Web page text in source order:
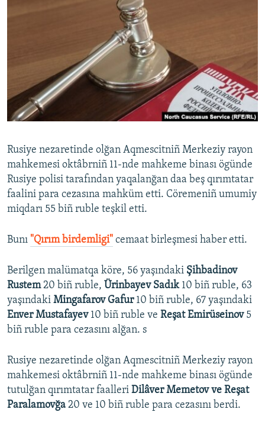
Русский
Українською
RFE/RS bütün saytları
Rusiye nezaretinde olğan Aqmescitniñ Merkeziy rayon
mahkemesi oktâbrniñ 11-nde mahkeme binası ögünde
Rusiye polisi tarafından yaqalanğan daa beş qırımtatar
faalini para cezasına mahküm etti. Cöremeniñ umumiy
miqdarı 55 biñ ruble teşkil etti. ​
Bunı "Qırım birdemligi" cemaat birleşmesi haber etti.
Berilgen malümatqa köre, 56 yaşındaki Şihbadinov
Rustem20 biñ ruble, Ürinbayev Sadık 10 biñ ruble, 63
yaşındaki Mingafarov Gafur10 biñ ruble, 67 yaşındaki
Enver Mustafayev10 biñ ruble ve Reşat Emirüseinov5
biñ ruble ​para cezasını alğan. s
Rusiye nezaretinde olğan Aqmescitniñ Merkeziy rayon
mahkemesi oktâbrniñ 11-nde mahkeme binası ögünde
tutulğan qırımtatar faalleri Dilâver Memetov ve Reşat
Paralamovğa 20 ve 10 biñ ruble para cezasını berdi.